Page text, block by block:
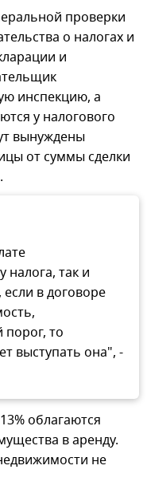
проверки
о налогах и
и
инспекцию, а
у налогового
вынуждены
от суммы сделки
налога, так и
в договоре
то
выступать она", -
облагаются
в аренду.
не